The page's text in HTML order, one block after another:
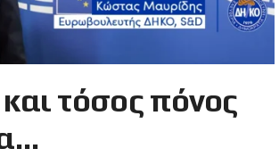
τόσος πόνος